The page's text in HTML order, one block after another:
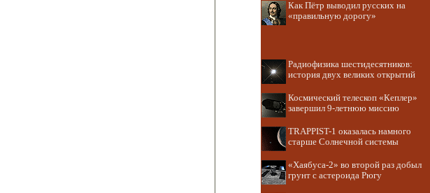
Как Пётр выводил русских на
«правильную дорогу»
Радиофизика шестидесятников:
история двух великих открытий
Космический телескоп «Кеплер»
завершил 9-летнюю миссию
TRAPPIST-1 оказалась намного
старше Солнечной системы
«Хаябуса-2» во второй раз добыл
грунт с астероида Рюгу